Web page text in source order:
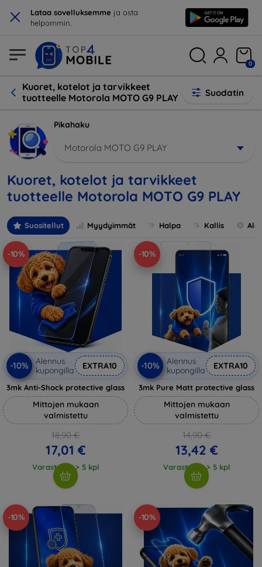
× Lataa sovelluksemme ja osta
helpommin.
0
Kuoret, kotelot ja tarvikkeet
tuotteelle Motorola MOTO G9 PLAY
Suodatin
Pikahaku
Motorola MOTO G9 PLAY
Kuoret, kotelot ja tarvikkeet
tuotteelle Motorola MOTO G9 PLAY
Suositellut Myydyimmät Halpa Kallis
-10%
-10%
Alennus
kupongilla
EXTRA10
3mk Anti-Shock protective glass
Mittojen mukaan
valmistettu
18,90 €
17,01 €
Varastossa > 5 kpl
-10%
-10%
Alennus
kupongilla
EXTRA10
3mk Pure Matt protective glass
Mittojen mukaan
valmistettu
14,90 €
13,42 €
Varastossa > 5 kpl
-10% -10%